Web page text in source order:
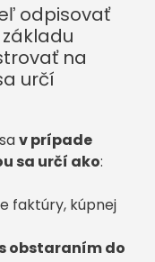
odpisovať
na
určí
v prípade
sa určí ako:
faktúry, kúpnej
obstaraním do